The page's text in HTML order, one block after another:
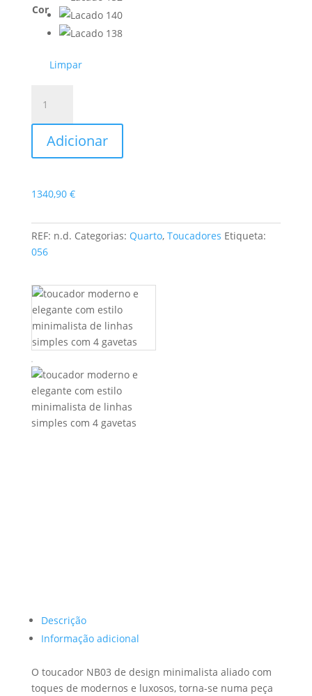
Cor
Limpar
Toucador
NB03Adicionar
1340,90 €
REF: n.d. Categorias: Quarto, Toucadores Etiqueta:
056
Descrição
Informação adicional
O toucador NB03 de design minimalista aliado com
toques de modernos e luxosos, torna-se numa peça